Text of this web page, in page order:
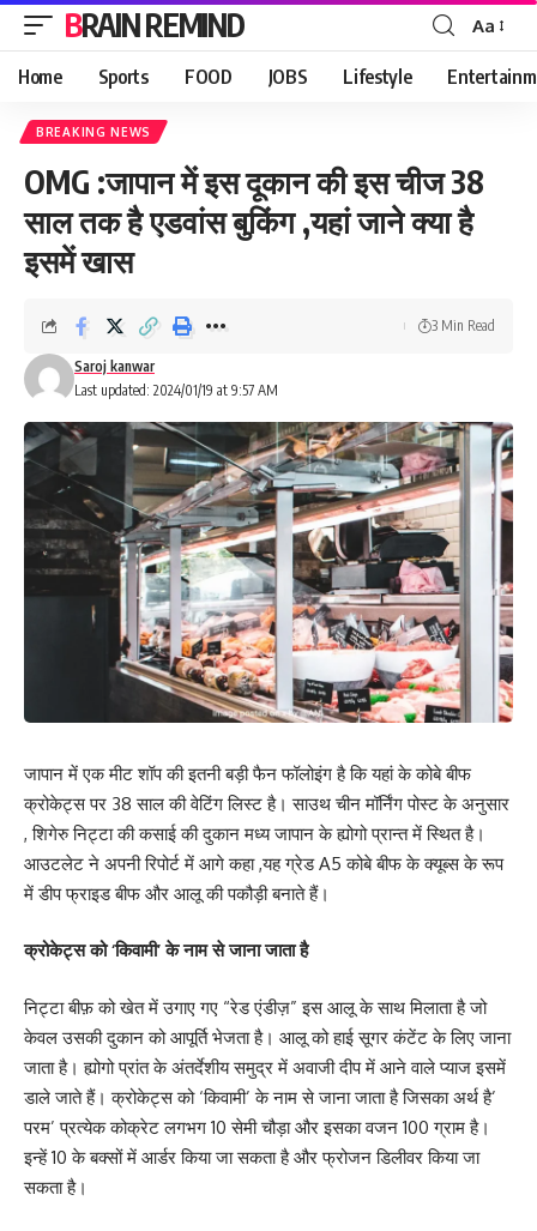
BRAIN REMIND
Font
Resizer
Aa
Home Sports FOOD JOBS Lifestyle
BREAKING NEWS
OMG :जापान में इस दूकान की इस चीज 38
साल तक है एडवांस बुकिंग ,यहां जाने क्या है
इसमें खास
Last updated: 2024/01/19 at 9:57 AM
Saroj kanwar
3 Min Read
जापान में एक मीट शॉप की इतनी बड़ी फैन फॉलोइंग है कि यहां के कोबे बीफ
क्रोकेट्स पर 38 साल की वेटिंग लिस्ट है। साउथ चीन मॉर्निंग पोस्ट के अनुसार
, शिगेरु निट्टा की कसाई की दुकान मध्य जापान के ह्योगो प्रान्त में स्थित है।
आउटलेट ने अपनी रिपोर्ट में आगे कहा ,यह ग्रेड A5 कोबे बीफ के क्यूब्स के रूप
में डीप फ्राइड बीफ और आलू की पकौड़ी बनाते हैं।
क्रोकेट्स को ‘किवामी’ के नाम से जाना जाता है
निट्टा बीफ़ को खेत में उगाए गए “रेड एंडीज़” इस आलू के साथ मिलाता है जो
केवल उसकी दुकान को आपूर्ति भेजता है। आलू को हाई सूगर कंटेंट के लिए जाना
जाता है। ह्योगो प्रांत के अंतर्देशीय समुद्र में अवाजी दीप में आने वाले प्याज इसमें
डाले जाते हैं। क्रोकेट्स को ‘किवामी’ के नाम से जाना जाता है जिसका अर्थ है’
परम’ प्रत्येक कोक्रेट लगभग 10 सेमी चौड़ा और इसका वजन 100 ग्राम है।
इन्हें 10 के बक्सों में आर्डर किया जा सकता है और फ्रोजन डिलीवर किया जा
सकता है।